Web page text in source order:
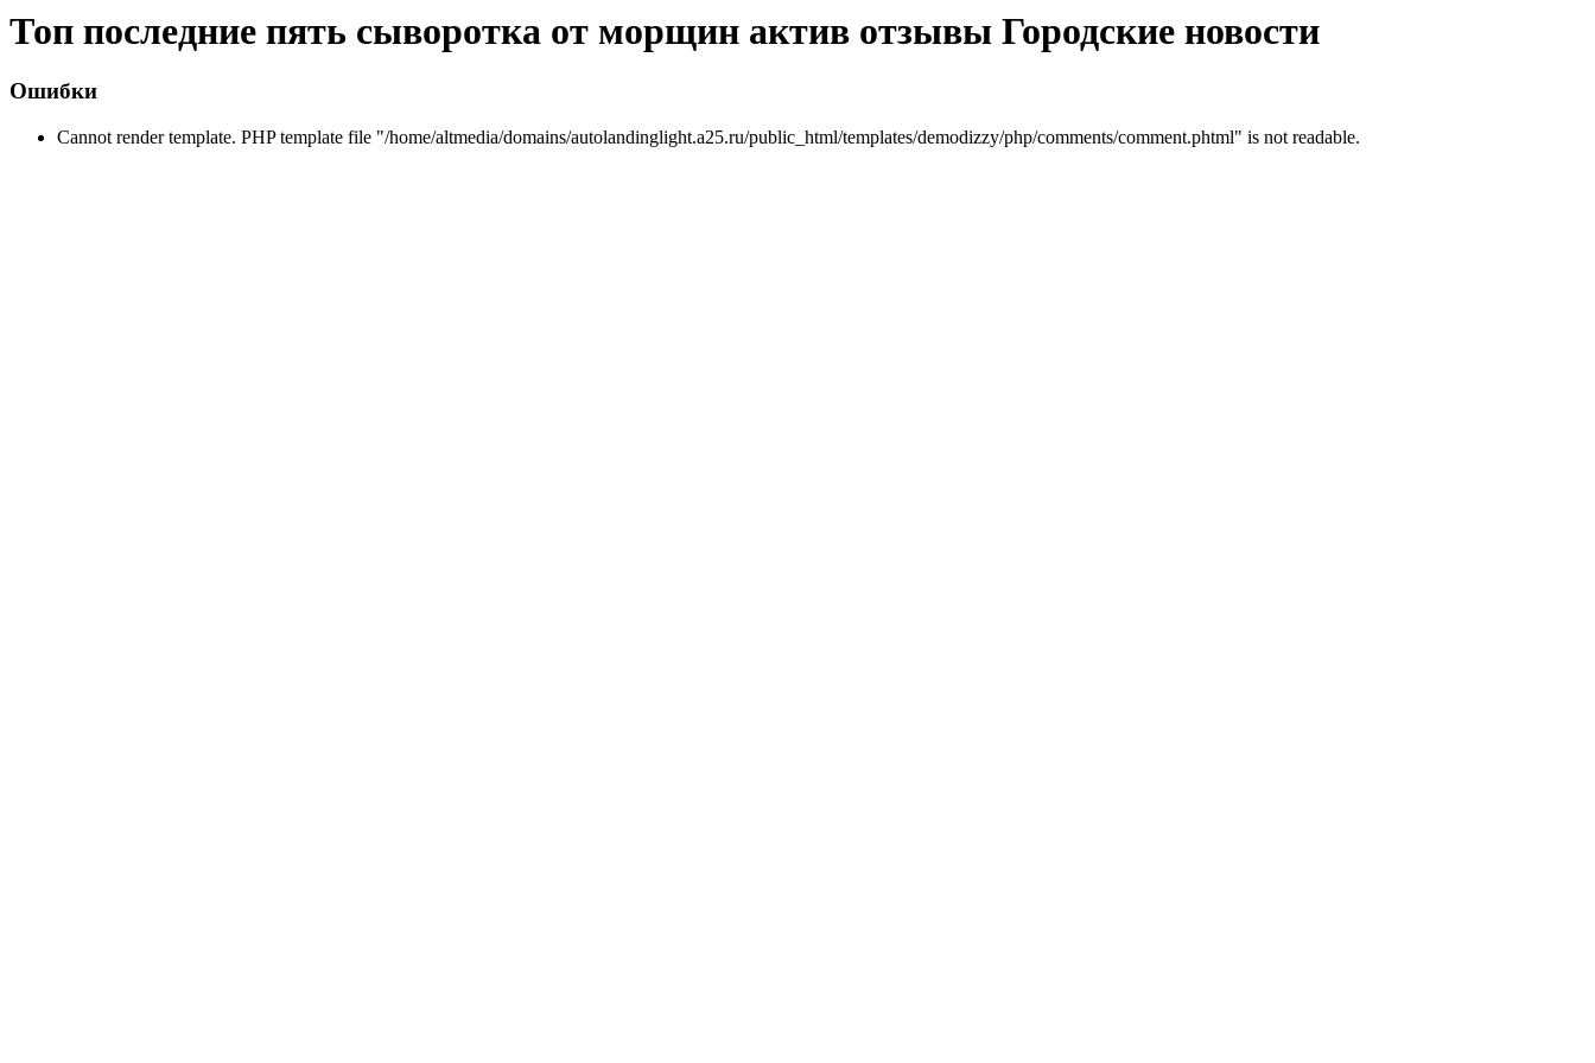
Топ последние пять сыворотка от морщин актив отзывы Городские новости
Ошибки
Cannot render template. PHP template file "/home/altmedia/domains/autolandinglight.a25.ru/public_html/templates/demodizzy/php/comments/comment.phtml" is not readable.